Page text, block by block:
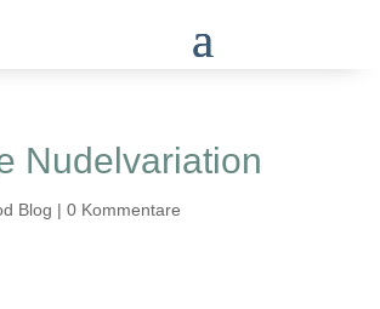
Nudelvariation
Blog | 0 Kommentare